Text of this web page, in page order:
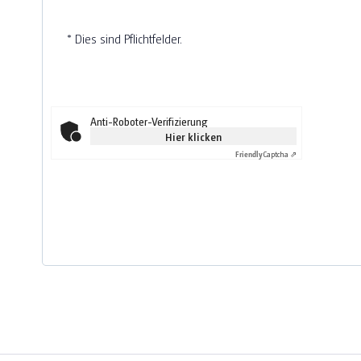
* Dies sind Pflichtfelder.
Anti-Roboter-Verifizierung
Hier klicken
FriendlyCaptcha ⇗